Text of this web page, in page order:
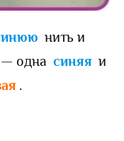
нить и
— одна синяя и
.